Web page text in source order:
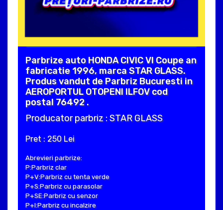
Parbrize auto HONDA CIVIC VI Coupe an
fabricatie 1996, marca STAR GLASS.
Produs vandut de Parbriz Bucuresti in
AEROPORTUL OTOPENI ILFOV cod
postal 76492 .
Producator parbriz : STAR GLASS
Pret : 250 Lei
Abrevieri parbrize:
P:Parbriz clar
P+V:Parbriz cu tenta verde
P+S:Parbriz cu parasolar
P+SE:Parbriz cu senzor
P+I:Parbriz cu incalzire